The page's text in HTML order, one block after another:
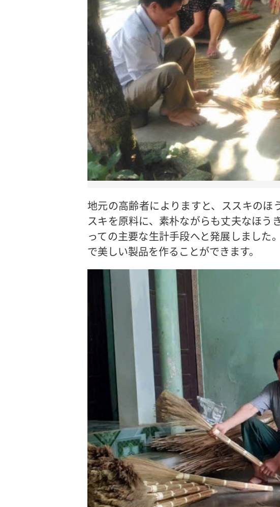
地元の高齢者によりますと、ススキの
スキを原料に、素朴ながらも丈夫なほう
っての主要な生計手段へと発展しました
で美しい製品を作ることができます。